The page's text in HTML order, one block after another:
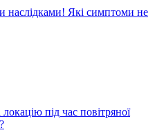
наслідками! Які симптоми не
під час повітряної